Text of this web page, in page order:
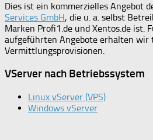
Dies ist ein kommerzielles Angebot
Services GmbH, die u. a. selbst
Marken Profi1.de und Xentos.de ist.
aufgeführten Angebote erhalten wir
Vermittlungsprovisionen.
VServer nach Betriebssystem
Linux vServer (VPS)
Windows vServer